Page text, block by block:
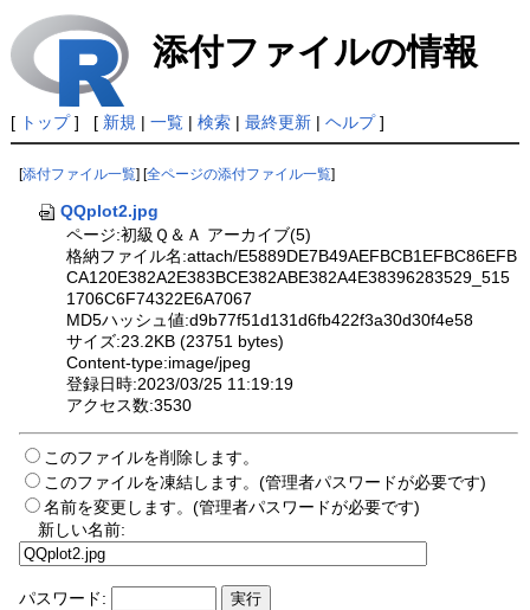
添付ファイルの情報
[ トップ] [ 新規 | 一覧| 検索| 最終更新| ヘルプ]
[添付ファイル一覧 ] [全ページの添付ファイル一覧
QQplot2.jpg
ページ:初級Ｑ＆Ａ アーカイブ(5)
格納ファイル名:attach/E5889DE7B49AEFBCB1EFBC86EFB
CA120E382A2E383BCE382ABE382A4E38396283529_515
1706C6F74322E6A7067
MD5ハッシュ値:d9b77f51d131d6fb422f3a30d30f4e58
サイズ:23.2KB (23751 bytes)
Content-type:image/jpeg
登録日時:2023/03/25 11:19:19
アクセス数:3530
このファイルを削除します。
このファイルを凍結します。(管理者パスワードが必要です)
名前を変更します。(管理者パスワードが必要です)
新しい名前:
パスワード: